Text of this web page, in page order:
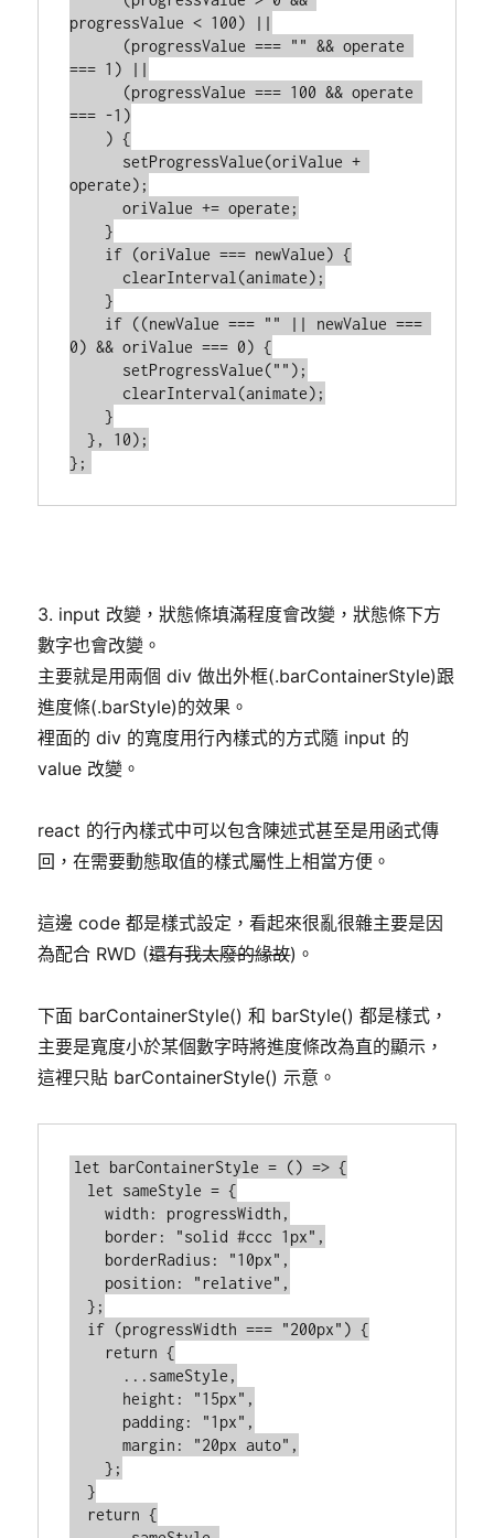
progressValue < 100) ||
=== 1) ||
=== -1)
operate);
      oriValue += operate;
    }
    }
0) && oriValue === 0) {
    }
  }, 10);
};
3. input 改變，狀態條填滿程度會改變，狀態條下方
數字也會改變。
主要就是用兩個 div 做出外框(.barContainerStyle)跟
進度條(.barStyle)的效果。
裡面的 div 的寬度用行內樣式的方式隨 input 的
value 改變。
react 的行內樣式中可以包含陳述式甚至是用函式傳
回，在需要動態取值的樣式屬性上相當方便。
這邊 code 都是樣式設定，看起來很亂很雜主要是因
為配合 RWD (還有我太廢的緣故)。
下面 barContainerStyle() 和 barStyle() 都是樣式，
主要是寬度小於某個數字時將進度條改為直的顯示，
這裡只貼 barContainerStyle() 示意。
let barContainerStyle = () => {
    width: progressWidth,
  };
      margin: "20px auto",
    };
  }